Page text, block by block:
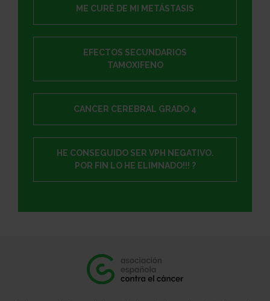
ME CURÉ DE MI METÁSTASIS
EFECTOS SECUNDARIOS
TAMOXIFENO
CANCER CEREBRAL GRADO 4
HE CONSEGUIDO SER VPH NEGATIVO.
POR FIN LO HE ELIMNADO!!! ?